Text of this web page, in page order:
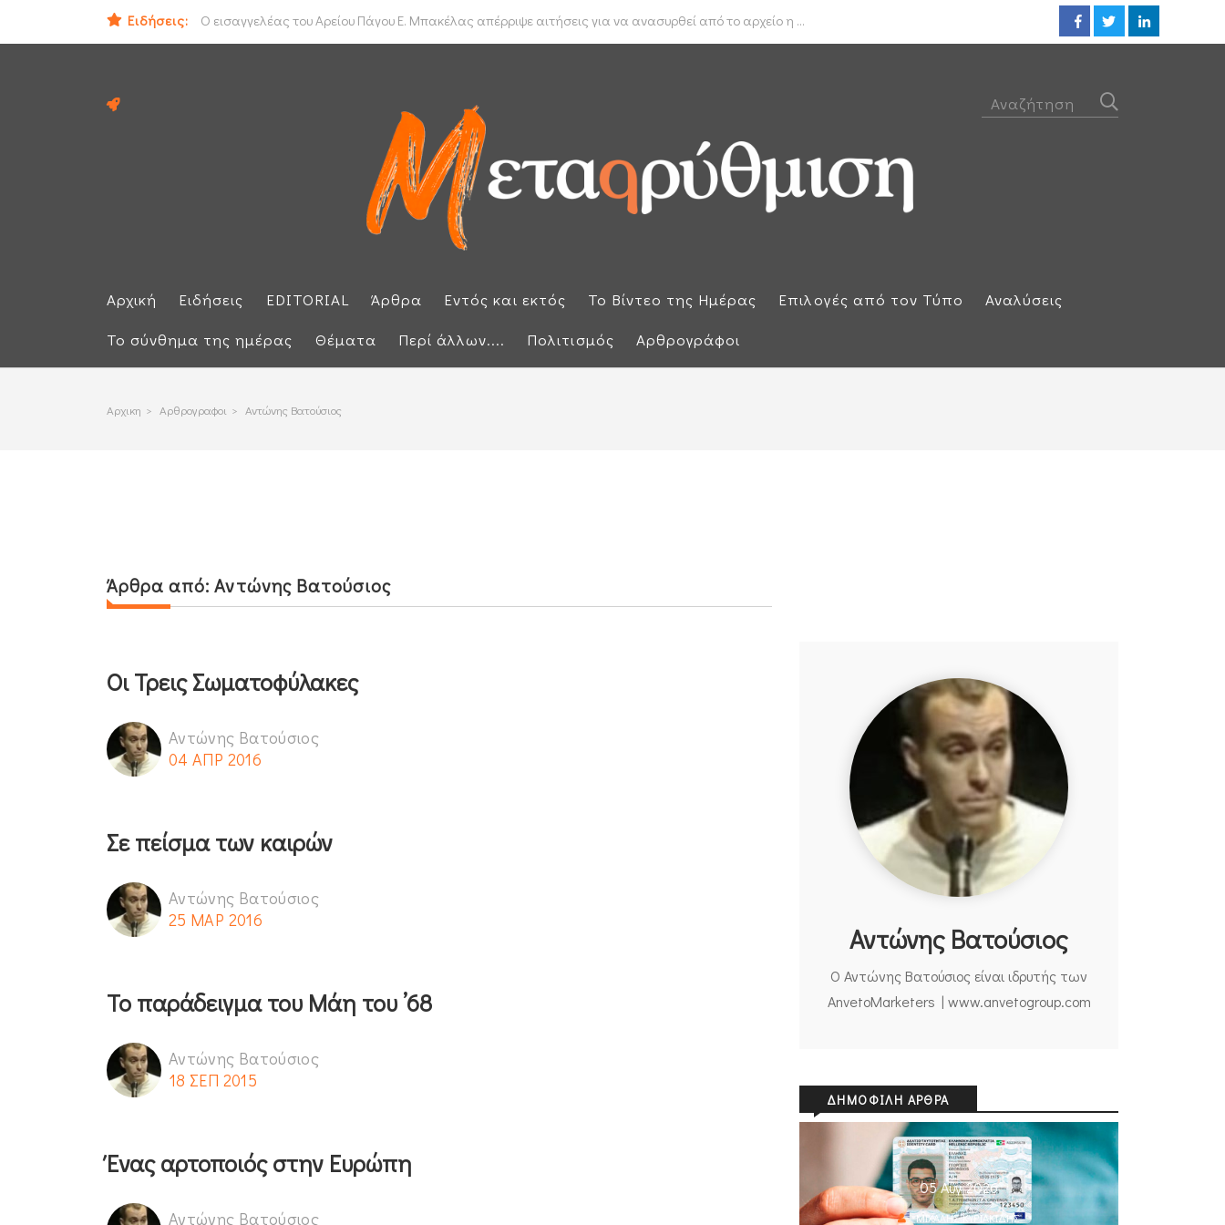
Ειδήσεις:
Ο εισαγγελέας του Αρείου Πάγου Ε. Μπακέλας απέρριψε αιτήσεις για να ανασυρθεί από το αρχείο η ...
ΟΟΣΑ: Στην τελευταία θέση η Ελλάδα για το πραγματικό διαθέσιμο εισόδημα των νοικοκυριών Προθεσμία για να
Αρχική Ειδήσεις EDITORIAL Άρθρα Εντός και εκτός Το Βίντεο της Ημέρας Επιλογές από τον Τύπο
Αναλύσεις
Το σύνθημα της ημέρας
Θέματα Περί άλλων.... Πολιτισμός Αρθρογράφοι
Αρχικη > Αρθρογραφοι > Αντώνης Βατούσιος
Άρθρα από:Αντώνης Βατούσιος
Οι Τρεις Σωματοφύλακες
Αντώνης Βατούσιος
04 ΑΠΡ 2016
Σε πείσμα των καιρών
Αντώνης Βατούσιος
25 ΜΑΡ 2016
Το παράδειγμα του Μάη του ’68
Αντώνης Βατούσιος
18 ΣΕΠ 2015
Ένας αρτοποιός στην Ευρώπη
Αντώνης Βατούσιος
Αντώνης Βατούσιος
Ο Αντώνης Βατούσιος είναι ιδρυτής των
AnvetoMarketers | www.anvetogroup.com
ΔΗΜΟΦΙΛΉ ΆΡΘΡΑ
05 Αυγ 2026
ΜΙΧΆΛΗΣ ΚΥΡΙΑΚΊΔΗΣ